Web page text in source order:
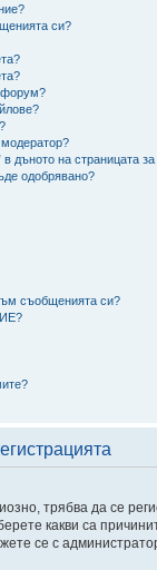
си?
форум?
в дъното на страницата
одобрявано?
съобщенията си?
трябва да се
какви са
се с